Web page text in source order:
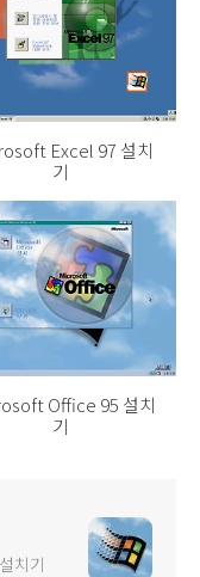
Excel 97 설치
기
Office 95 설치
기
치기